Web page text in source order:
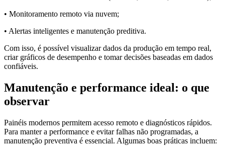
• Monitoramento remoto via nuvem;
• Alertas inteligentes e manutenção preditiva.
Com isso, é possível visualizar dados da produção em tempo real,
criar gráficos de desempenho e tomar decisões baseadas em dados
confiáveis.
Manutenção e performance ideal: o que
observar
Painéis modernos permitem acesso remoto e diagnósticos rápidos.
Para manter a performance e evitar falhas não programadas, a
manutenção preventiva é essencial. Algumas boas práticas incluem: